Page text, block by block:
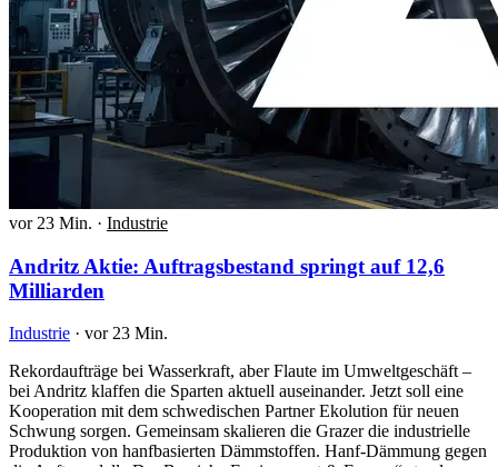
vor 23 Min. · Industrie
Andritz Aktie: Auftragsbestand springt auf 12,6
Milliarden
Industrie · vor 23 Min.
Rekordaufträge bei Wasserkraft, aber Flaute im Umweltgeschäft –
bei Andritz klaffen die Sparten aktuell auseinander. Jetzt soll eine
Kooperation mit dem schwedischen Partner Ekolution für neuen
Schwung sorgen. Gemeinsam skalieren die Grazer die industrielle
Produktion von hanfbasierten Dämmstoffen. Hanf-Dämmung gegen